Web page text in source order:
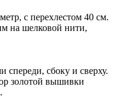
с перехлестом 40 см.
на шелковой нити,
спереди, сбоку и сверху.
золотой вышивки